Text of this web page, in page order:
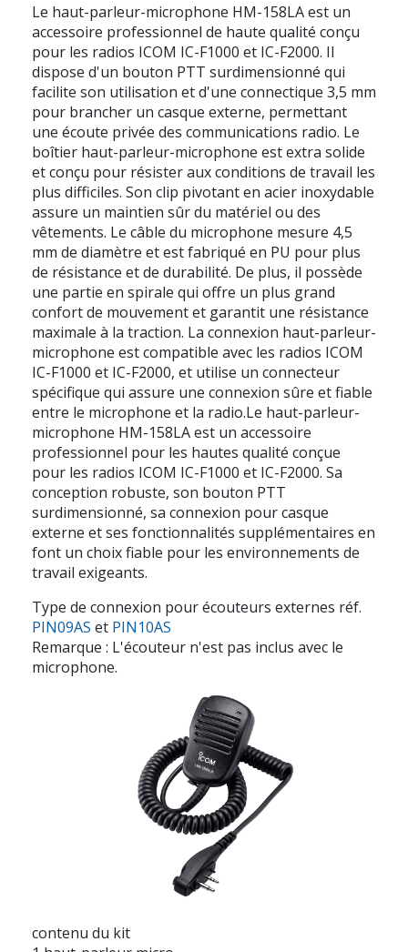
Le haut-parleur-microphone HM-158LA est un
accessoire professionnel de haute qualité conçu
pour les radios ICOM IC-F1000 et IC-F2000. Il
dispose d'un bouton PTT surdimensionné qui
facilite son utilisation et d'une connectique 3,5 mm
pour brancher un casque externe, permettant
une écoute privée des communications radio. Le
boîtier haut-parleur-microphone est extra solide
et conçu pour résister aux conditions de travail les
plus difficiles. Son clip pivotant en acier inoxydable
assure un maintien sûr du matériel ou des
vêtements. Le câble du microphone mesure 4,5
mm de diamètre et est fabriqué en PU pour plus
de résistance et de durabilité. De plus, il possède
une partie en spirale qui offre un plus grand
confort de mouvement et garantit une résistance
maximale à la traction. La connexion haut-parleur-
microphone est compatible avec les radios ICOM
IC-F1000 et IC-F2000, et utilise un connecteur
spécifique qui assure une connexion sûre et fiable
entre le microphone et la radio.Le haut-parleur-
microphone HM-158LA est un accessoire
professionnel pour les hautes qualité conçue
pour les radios ICOM IC-F1000 et IC-F2000. Sa
conception robuste, son bouton PTT
surdimensionné, sa connexion pour casque
externe et ses fonctionnalités supplémentaires en
font un choix fiable pour les environnements de
travail exigeants.
Type de connexion pour écouteurs externes réf.
PIN09AS et PIN10AS
Remarque : L'écouteur n'est pas inclus avec le
microphone.
contenu du kit